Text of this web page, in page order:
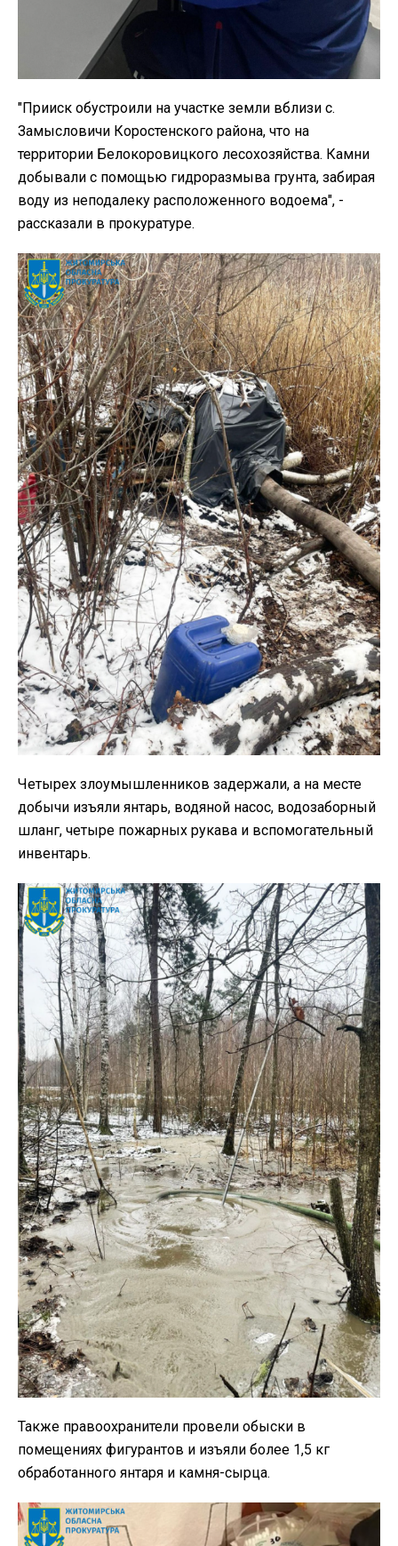
"Прииск обустроили на участке земли вблизи с.
Замысловичи Коростенского района, что на
территории Белокоровицкого лесохозяйства. Камни
добывали с помощью гидроразмыва грунта, забирая
воду из неподалеку расположенного водоема", -
рассказали в прокуратуре.
Четырех злоумышленников задержали, а на месте
добычи изъяли янтарь, водяной насос, водозаборный
шланг, четыре пожарных рукава и вспомогательный
инвентарь.
Также правоохранители провели обыски в
помещениях фигурантов и изъяли более 1,5 кг
обработанного янтаря и камня-сырца.